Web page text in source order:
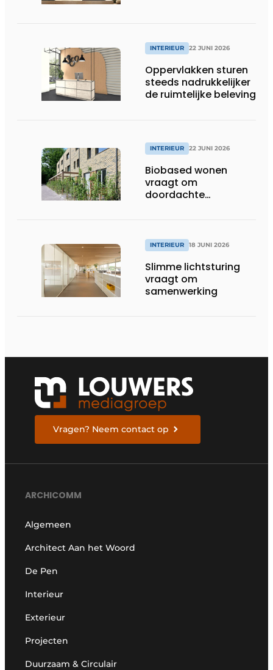
INTERIEUR 22 JUNI 2026
Oppervlakken sturen
steeds nadrukkelijker
de ruimtelijke beleving
INTERIEUR 22 JUNI 2026
Biobased wonen
vraagt om
doordachte
INTERIEUR 18 JUNI 2026
Slimme lichtsturing
vraagt om
samenwerking
Vragen? Neem contact op
ARCHICOMM
Algemeen
Architect Aan het Woord
De Pen
Interieur
Exterieur
Projecten
Duurzaam & Circulair